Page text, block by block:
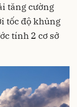
tăng cường
tốc độ khủng
tính 2 cơ sở